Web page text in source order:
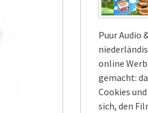
Puur Audio
online
gemacht:
Cookies
sich, den